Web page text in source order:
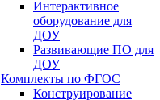
Интерактивное
оборудование для
ДОУ
Развивающие ПО для
ДОУ
Комплекты по ФГОС
Конструирование